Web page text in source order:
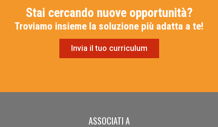
Stai cercando nuove opportunità?
Troviamo insieme la soluzione più adatta a te!
Invia il tuo curriculum
ASSOCIATI A